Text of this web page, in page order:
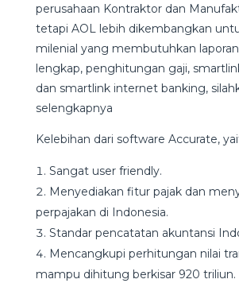
perusahaan Kontraktor dan
tetapi AOL lebih dikembangkan
milenial yang membutuhkan
lengkap, penghitungan gaji,
dan smartlink internet banking,
selengkapnya
Kelebihan dari software Accurate,
Sangat user friendly.
Menyediakan fitur pajak dan
perpajakan di Indonesia.
Standar pencatatan akuntansi
Mencangkupi perhitungan nilai
mampu dihitung berkisar 920 triliun.